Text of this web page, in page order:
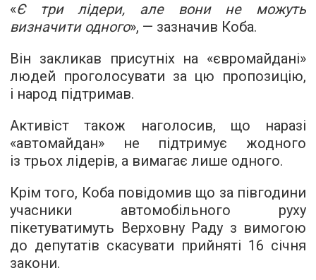
«Є три лідери, але вони не можуть
визначити одного», — зазначив Коба.
Він закликав присутніх на «євромайдані»
людей проголосувати за цю пропозицію,
і народ підтримав.
Активіст також наголосив, що наразі
«автомайдан» не підтримує жодного
із трьох лідерів, а вимагає лише одного.
Крім того, Коба повідомив що за півгодини
учасники автомобільного руху
пікетуватимуть Верховну Раду з вимогою
до депутатів скасувати прийняті 16 січня
закони.